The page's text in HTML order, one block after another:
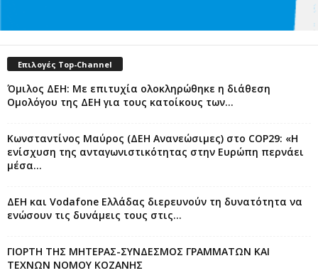
Επιλογές Top-Channel
Όμιλος ΔΕΗ: Με επιτυχία ολοκληρώθηκε η διάθεση
Ομολόγου της ΔΕΗ για τους κατοίκους των...
Κωνσταντίνος Μαύρος (ΔΕΗ Ανανεώσιμες) στο COP29: «Η
ενίσχυση της ανταγωνιστικότητας στην Ευρώπη περνάει
μέσα...
ΔΕΗ και Vodafone Ελλάδας διερευνούν τη δυνατότητα να
ενώσουν τις δυνάμεις τους στις...
ΓΙΟΡΤΗ ΤΗΣ ΜΗΤΕΡΑΣ-ΣΥΝΔΕΣΜΟΣ ΓΡΑΜΜΑΤΩΝ ΚΑΙ
ΤΕΧΝΩΝ ΝΟΜΟΥ ΚΟΖΑΝΗΣ